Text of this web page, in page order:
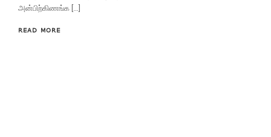
அன்பிற்கிணங்க […]
READ MORE